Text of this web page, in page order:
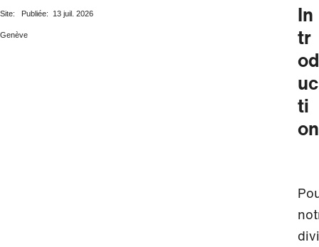
Site:
Genève
Publiée: 13 juil. 2026
In
tr
od
uc
ti
on